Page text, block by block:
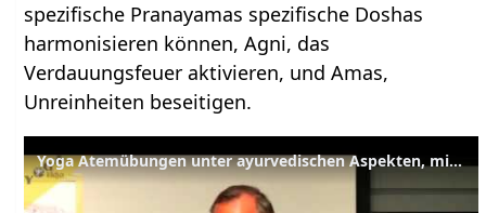
spezifische Pranayamas spezifische Doshas
harmonisieren können, Agni, das
Verdauungsfeuer aktivieren, und Amas,
Unreinheiten beseitigen.
Yoga Atemübungen unter ayurvedischen Aspekten, mit Sukadev